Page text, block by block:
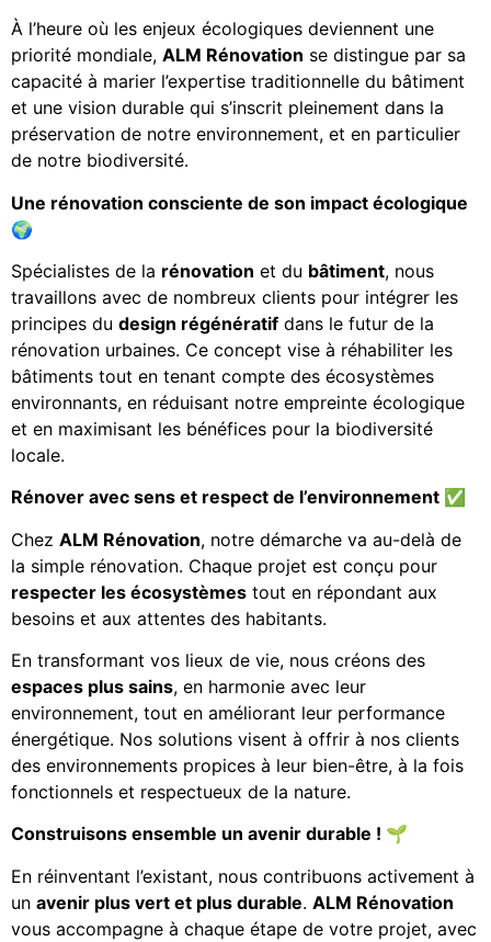
À l’heure où les enjeux écologiques deviennent une
priorité mondiale, ALM Rénovation se distingue par sa
capacité à marier l’expertise traditionnelle du bâtiment
et une vision durable qui s’inscrit pleinement dans la
préservation de notre environnement, et en particulier
de notre biodiversité.
Une rénovation consciente de son impact écologique
🌍
Spécialistes de la rénovation et du bâtiment, nous
travaillons avec de nombreux clients pour intégrer les
principes du design régénératif dans le futur de la
rénovation urbaines. Ce concept vise à réhabiliter les
bâtiments tout en tenant compte des écosystèmes
environnants, en réduisant notre empreinte écologique
et en maximisant les bénéfices pour la biodiversité
locale.
Rénover avec sens et respect de l’environnement ✅
Chez ALM Rénovation, notre démarche va au-delà de
la simple rénovation. Chaque projet est conçu pour
respecter les écosystèmes tout en répondant aux
besoins et aux attentes des habitants.
En transformant vos lieux de vie, nous créons des
espaces plus sains, en harmonie avec leur
environnement, tout en améliorant leur performance
énergétique. Nos solutions visent à offrir à nos clients
des environnements propices à leur bien-être, à la fois
fonctionnels et respectueux de la nature.
Construisons ensemble un avenir durable ! 🌱
En réinventant l’existant, nous contribuons activement à
un avenir plus vert et plus durable. ALM Rénovation
vous accompagne à chaque étape de votre projet, avec